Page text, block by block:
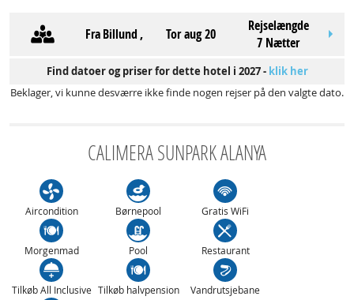
FraBillund, tor aug 20
Rejselængde
7 Nætter
Find datoer og priser for dette hotel i 2027 - klik her
Beklager, vi kunne desværre ikke finde nogen rejser på den valgte dato.
CALIMERA SUNPARK ALANYA
Aircondition Børnepool Gratis WiFi
Morgenmad Pool Restaurant
Tilkøb All Inclusive Tilkøb halvpension Vandrutsjebane